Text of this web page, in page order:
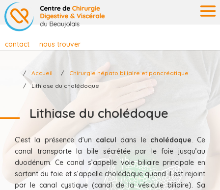
contact nous trouver
Accueil
Chirurgie hépato biliaire et pancréatique
Lithiase du cholédoque
Lithiase du cholédoque
C’est la présence d’un calcul dans le cholédoque. Ce
canal transporte la bile sécrétée par le foie jusqu’au
duodénum. Ce canal s’appelle voie biliaire principale en
sortant du foie et s’appelle cholédoque quand il est rejoint
par le canal cystique (canal de la vésicule biliaire). Sa